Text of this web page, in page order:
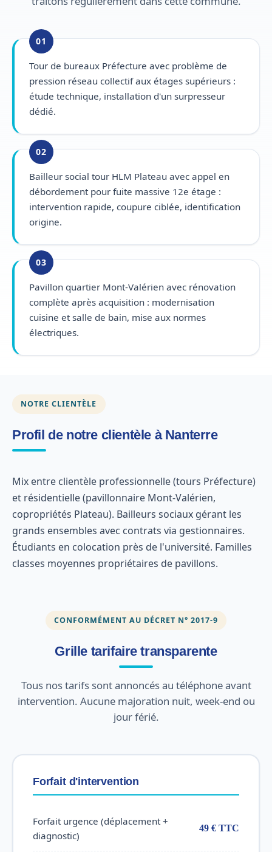
01
Tour de bureaux Préfecture avec problème de
pression réseau collectif aux étages supérieurs :
étude technique, installation d'un surpresseur
dédié.
02
Bailleur social tour HLM Plateau avec appel en
débordement pour fuite massive 12e étage :
intervention rapide, coupure ciblée, identification
origine.
03
Pavillon quartier Mont-Valérien avec rénovation
complète après acquisition : modernisation
cuisine et salle de bain, mise aux normes
électriques.
NOTRE CLIENTÈLE
Profil de notre clientèle à Nanterre
Mix entre clientèle professionnelle (tours Préfecture)
et résidentielle (pavillonnaire Mont-Valérien,
copropriétés Plateau). Bailleurs sociaux gérant les
grands ensembles avec contrats via gestionnaires.
Étudiants en colocation près de l'université. Familles
classes moyennes propriétaires de pavillons.
CONFORMÉMENT AU DÉCRET N° 2017-9
Grille tarifaire transparente
Tous nos tarifs sont annoncés au téléphone avant
intervention. Aucune majoration nuit, week-end ou
jour férié.
Forfait d'intervention
Forfait urgence (déplacement +
diagnostic)
49 € TTC